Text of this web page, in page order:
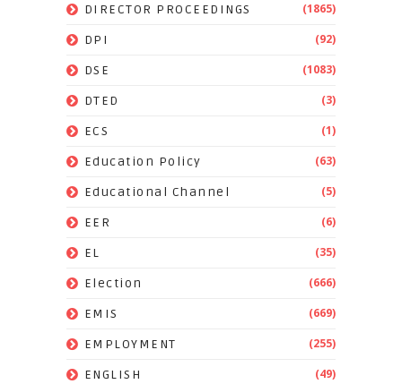
DIRECTOR PROCEEDINGS (1865)
DPI (92)
DSE (1083)
DTED (3)
ECS (1)
Education Policy (63)
Educational Channel (5)
EER (6)
EL (35)
Election (666)
EMIS (669)
EMPLOYMENT (255)
ENGLISH (49)